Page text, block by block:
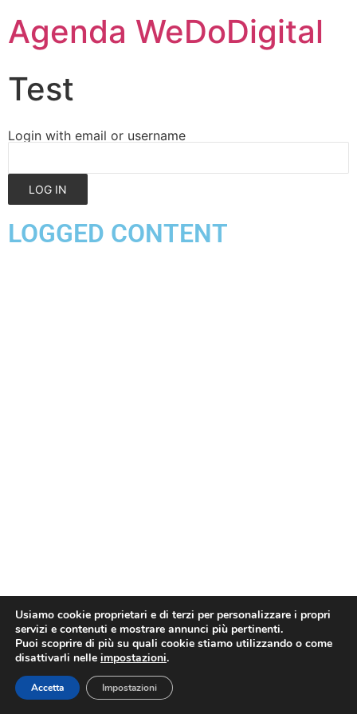
Agenda WeDoDigital
Test
Login with email or username
LOGGED CONTENT
Usiamo cookie proprietari e di terzi per personalizzare i propri
servizi e contenuti e mostrare annunci più pertinenti.
Puoi scoprire di più su quali cookie stiamo utilizzando o come
disattivarli nelle impostazioni.
Accetta Impostazioni